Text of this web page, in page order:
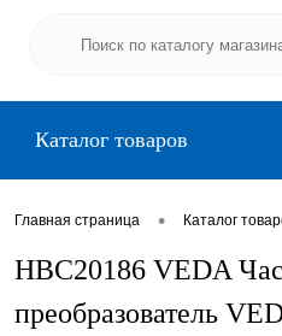
Каталог товаров
Главная страница • Каталог
HBC20186 VEDA
преобразователь